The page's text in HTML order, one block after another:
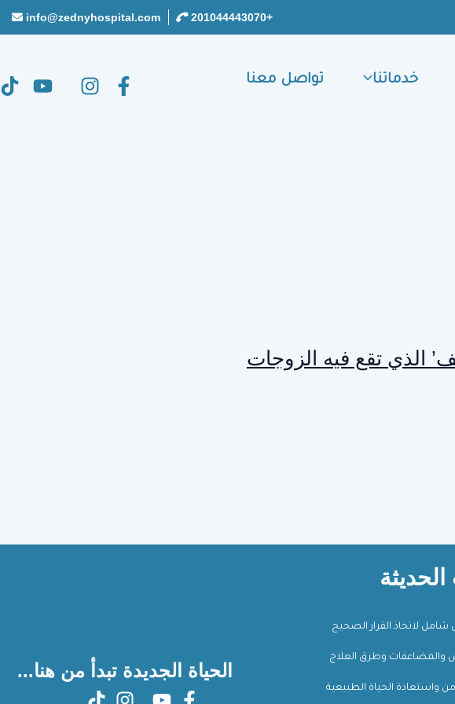
+201044443070
info@zednyhospital.com
خدماتنا تواصل معنا
الذي تقع فيه الزوجات
الحديثة
لاتخاذ القرار الصحيح
والمضاعفات وطرق العلاج
واستعادة الحياة الطبيعية
الحياة الجديدة تبدأ من هنا...